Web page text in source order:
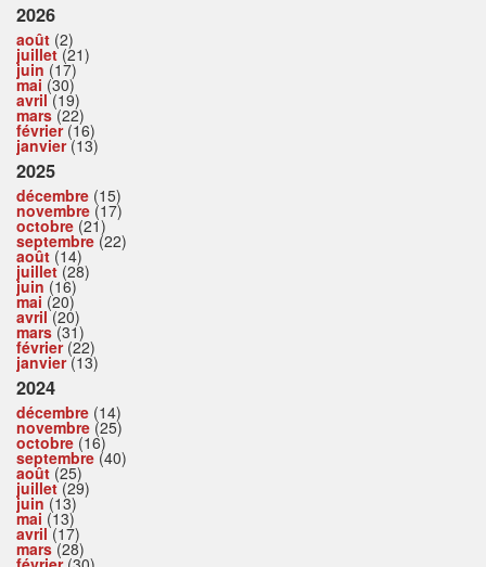
2026
août (2)
juillet(21)
juin (17)
mai (30)
avril(19)
mars(22)
février(16)
janvier(13)
2025
décembre (15)
novembre (17)
octobre (21)
septembre (22)
août (14)
juillet(28)
juin (16)
mai (20)
avril(20)
mars(31)
février(22)
janvier(13)
2024
décembre (14)
novembre (25)
octobre (16)
septembre (40)
août (25)
juillet(29)
juin (13)
mai (13)
avril(17)
mars(28)